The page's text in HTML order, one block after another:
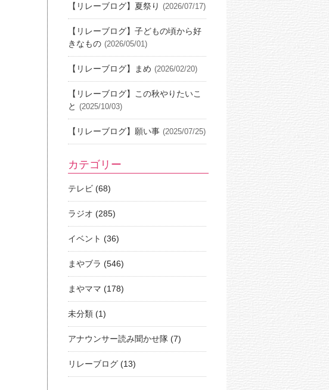
【リレーブログ】夏祭り (2026/07/17)
【リレーブログ】子どもの頃から好
きなもの (2026/05/01)
【リレーブログ】まめ (2026/02/20)
【リレーブログ】この秋やりたいこ
と (2025/10/03)
【リレーブログ】願い事 (2025/07/25)
カテゴリー
テレビ (68)
ラジオ (285)
イベント (36)
まやブラ (546)
まやママ (178)
未分類 (1)
アナウンサー読み聞かせ隊 (7)
リレーブログ (13)